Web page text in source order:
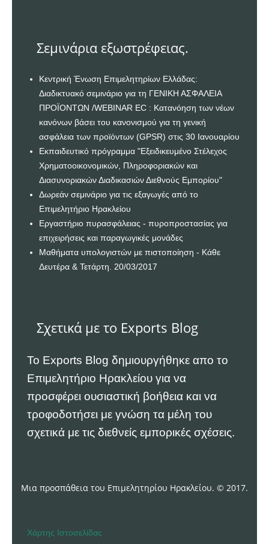
Σεμινάρια εξωστρέφειας.
Κεντρική Ένωση Επιμελητηρίων Ελλάδας:
Διαδικτυακό σεμινάριο για τη ΓΕΝΙΚΗ ΑΣΦΑΛΕΙΑ
ΠΡΟΪΟΝΤΩΝ /WEBINAR EC : Κατανόηση των νέων
κανόνων βάσει του κανονισμού για τη γενική
ασφάλεια των προϊόντων (GPSR) στις 30 Ιανουαρίου
Εκπαιδευτικό πρόγραμμα "Εξειδικευμένο Στέλεχος
Χρηματοοικονομικών, Πληροφοριακών και
Διασυνοριακών Διαδικασιών Διεθνούς Εμπορίου"
Δωρεάν σεμινάριο για τις εξαγωγές από το
Επιμελητήριο Ηρακλείου
Εργαστήριο πυρασφάλειας - πυροπροστασίας για
επιχειρήσεις και παραγωγικές μονάδες
Μαθήματα υπολογιστών με πιστοποίηση - Κάθε
Δευτέρα & Τετάρτη. 20/03/2017
Σχετικά με το Exports Blog
Το Exports Blog δημιουργήθηκε απο το
Επιμελητήριο Ηρακλείου για να
προσφέρει ουσιαστική βοήθεια και να
τροφοδοτήσει με γνώση τα μέλη του
σχετικά με τις διεθνείς εμπορικές σχέσεις.
Μια προσπάθεια του Επιμελητηρίου Ηρακλείου. © 2017.
Χάρτης Ιστοσελίδας